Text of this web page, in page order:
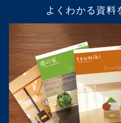
よくわかる資料